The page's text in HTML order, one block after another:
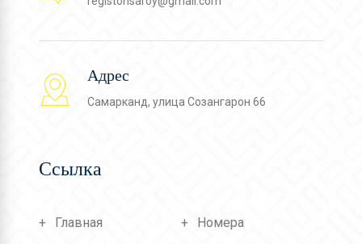
Ссылка
Главная Номера
Адрес
Самарканд, улица Созангарон 66